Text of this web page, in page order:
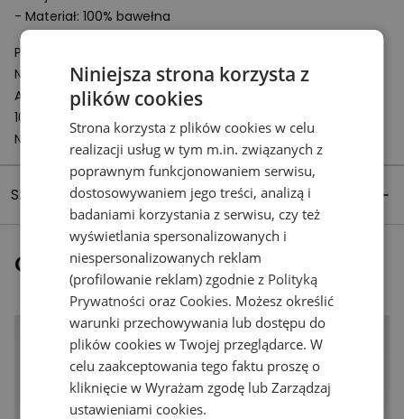
- Materiał: 100% bawełna
Podmiot odpowiedzialny:
New Balance Europe BV
A-Factorij, Pilotenstraat 35 – 45
1059 CH Amsterdam
Netherlands
Szczegóły produktu
Ostatnio oglądane
Niniejsza strona korzysta z
plików cookies
Strona korzysta z plików cookies w celu
realizacji usług w tym m.in. związanych z
poprawnym funkcjonowaniem serwisu,
dostosowywaniem jego treści, analizą i
badaniami korzystania z serwisu, czy też
wyświetlania spersonalizowanych i
niespersonalizowanych reklam
(profilowanie reklam) zgodnie z Polityką
Prywatności oraz Cookies. Możesz określić
warunki przechowywania lub dostępu do
plików cookies w Twojej przeglądarce. W
celu zaakceptowania tego faktu proszę o
kliknięcie w Wyrażam zgodę lub Zarządzaj
ustawieniami cookies.